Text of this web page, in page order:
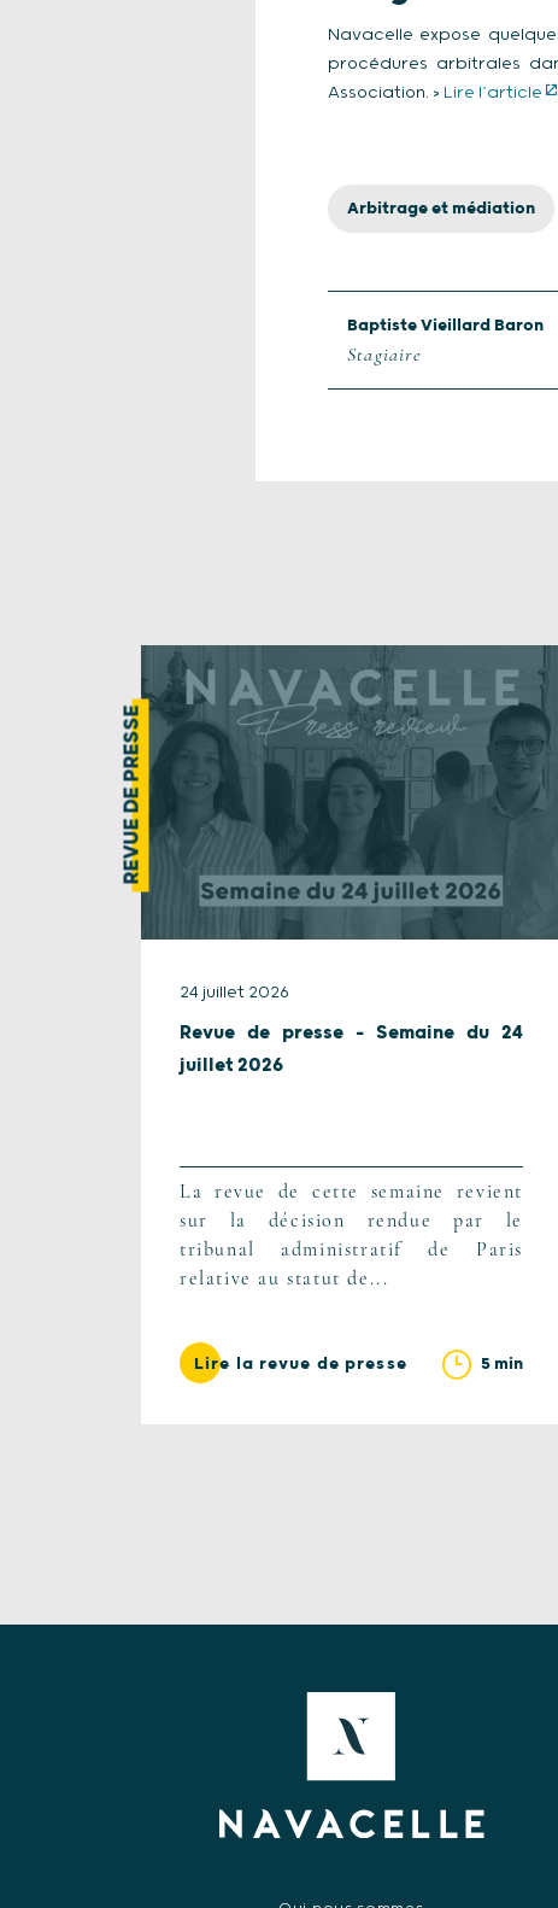
Navacelle expose
procédures arbitrales
Association. > Lire l’article
Arbitrage et médiation
Baptiste Vieillard Baron
Stagiaire
REVUE DE PRESSE
24 juillet 2026
Revue de presse – Semaine du 24
juillet 2026
La revue de cette semaine revient
sur la décision rendue par le
tribunal administratif de Paris
relative au statut de...
Lire la revue de presse 5 min